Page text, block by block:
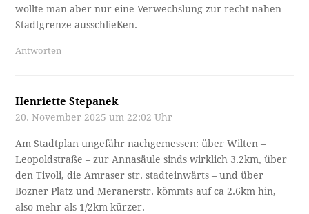
wollte man aber nur eine Verwechslung zur recht nahen
Stadtgrenze ausschließen.
Antworten
Henriette Stepanek
20. November 2025 um 22:02 Uhr
Am Stadtplan ungefähr nachgemessen: über Wilten –
Leopoldstraße – zur Annasäule sinds wirklich 3.2km, über
den Tivoli, die Amraser str. stadteinwärts – und über
Bozner Platz und Meranerstr. kömmts auf ca 2.6km hin,
also mehr als 1/2km kürzer.